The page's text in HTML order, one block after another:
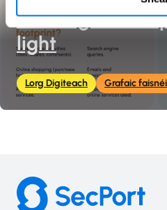
Your digital
light
Lorg Digiteach Grafaic